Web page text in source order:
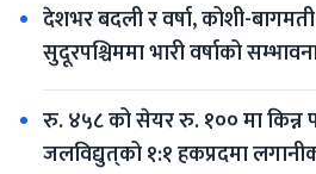
देशभर बदली र वर्षा, कोशी-
सुदूरपश्चिममा भारी वर्षाको
रु. ४५८ को सेयर रु. १०० मा किन्न
जलविद्युत्‌को १:१ हकप्रदमा